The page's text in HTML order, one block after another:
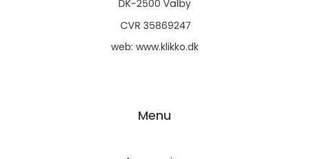
web: www.klikko.dk
Menu